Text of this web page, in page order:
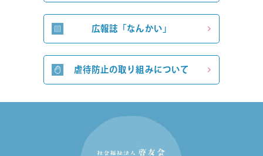
広報誌「なんかい」
虐待防止の取り組みについて